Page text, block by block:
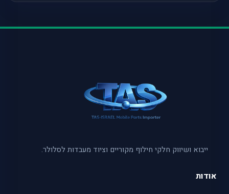
ייבוא ושיווק חלקי חילוף מקוריים וציוד מעבדות לסלולר.
אודות